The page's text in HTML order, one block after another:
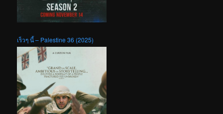
เร็วๆ นี้ – Palestine 36 (2025)